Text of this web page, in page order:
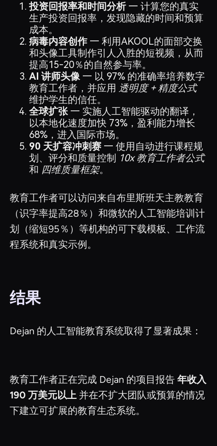
投资回报率和时间分析— 计算您的真实
生产投资回报率，发现隐藏的时间和预算
成本。
病毒内容创作— 利用AKOOL的面部交换
和头像工具制作引人入胜的短视频，从而
提高15-20％的自然参与率。
AI 讲师头像— 以 97% 的准确率培养数字
教育工作者，并应用 透明度 + 精度公式
维护学生的信任。
全球扩张— 实施人工智能驱动的翻译，
以本地化速度加快 73%，盈利能力增长
68%，进入国际市场。
90 天扩容冲刺赛 — 使用自动进行课程规
划、评分和质量控制 10x 教育工作者公式
和 四维质量框架。
教育工作者可以访问来自布里斯班天主教教育
（识字率提高28％）和微软的人工智能培训计
划（缩短95％）等机构的可下载模板、工作流
程系统和真实示例。
结果
Dejan 的人工智能教育系统取得了显著成果：
教育工作者正在完成 Dejan 的项目报告 年收入
190 万美元以上 并在不扩大团队或预算的情况
下建立可扩展的教育生态系统。